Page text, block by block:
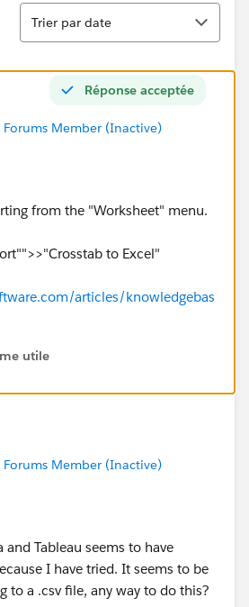
Tri
Trier par date
Réponse acceptée
Member (Inactive)
from the "Worksheet" menu.
to Excel"
articles/knowledgebas
utile
Member (Inactive)
and Tableau seems to have
I have tried. It seems to be
to a .csv file, any way to do this?